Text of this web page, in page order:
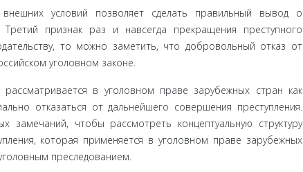
условий позволяет сделать правильный вывод о
признак раз и навсегда прекращения преступного
то можно заметить, что добровольный отказ от
уголовном законе.
в уголовном праве зарубежных стран как
отказаться от дальнейшего совершения пре­ступления.
замечаний, чтобы рассмотреть концептуальную структуру
которая применяется в уголовном праве за­рубежных
преследованием.